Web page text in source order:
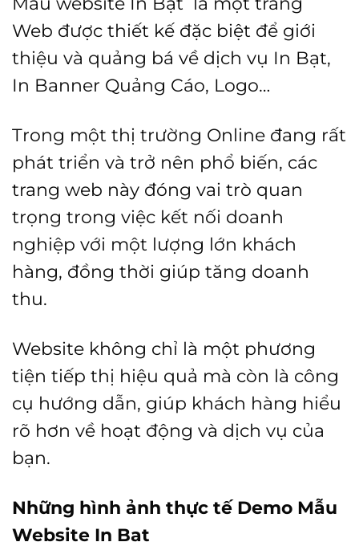
Web được thiết kế đặc biệt để giới
thiệu và quảng bá về dịch vụ In Bạt,
In Banner Quảng Cáo, Logo…
Trong một thị trường Online đang rất
phát triển và trở nên phổ biến, các
trang web này đóng vai trò quan
trọng trong việc kết nối doanh
nghiệp với một lượng lớn khách
hàng, đồng thời giúp tăng doanh
thu.
Website không chỉ là một phương
tiện tiếp thị hiệu quả mà còn là công
cụ hướng dẫn, giúp khách hàng hiểu
rõ hơn về hoạt động và dịch vụ của
bạn.
Những hình ảnh thực tế Demo Mẫu
Website In Bạt